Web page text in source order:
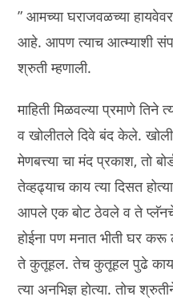
” आमच्या घराजवळच्या
आहे. आपण त्याच आत्म्याशी
श्रुती म्हणाली.
माहिती मिळवल्या प्रमाणे तिने
व खोलीतले दिवे बंद केले.
मेणबत्त्या चा मंद प्रकाश, तो
तेव्हढ्याच काय त्या दिसत
आपले एक बोट ठेवले व ते
होईना पण मनात भीती घर करू
ते कुतूहल. तेच कुतूहल पुढे काय
त्या अनभिज्ञ होत्या. तोच